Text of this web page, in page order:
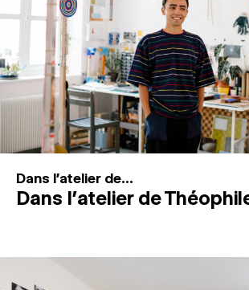
ESPACES DE PRATIQUE
Recherche
Connexion
Dans l'atelier de...
Dans l’atelier de